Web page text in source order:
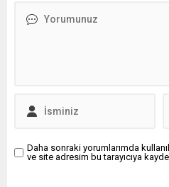
konut tipleri ve fiyatları ise
Daha sonraki yorumlarımda
ve site adresim bu tarayıcıya